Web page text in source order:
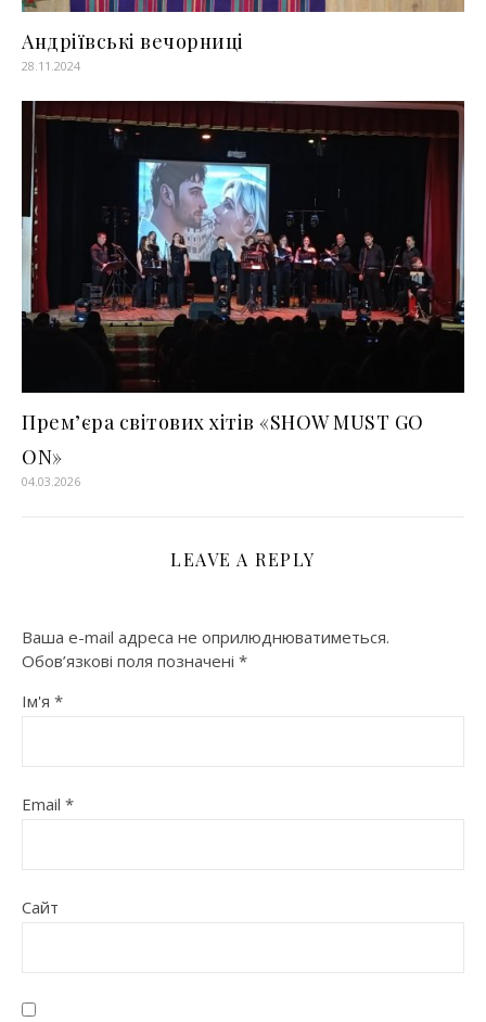
Андріївські вечорниці
28.11.2024
Прем’єра світових хітів «SHOW MUST GO
ON»
04.03.2026
LEAVE A REPLY
Ваша e-mail адреса не оприлюднюватиметься.
Обов’язкові поля позначені *
Ім'я *
Email *
Сайт